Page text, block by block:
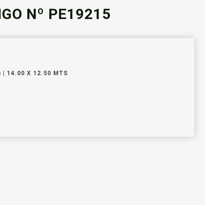
Nº PE19215
14.00 X 12.50 MTS